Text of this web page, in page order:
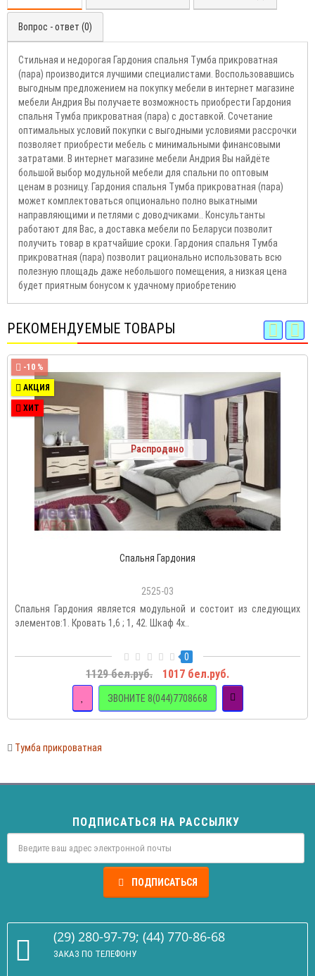
Вопрос - ответ (0)
Стильная и недорогая Гардония спальня Тумба прикроватная
(пара) производится лучшими специалистами. Воспользовавшись
выгодным предложением на покупку мебели в интернет магазине
мебели Андрия Вы получаете возможность приобрести Гардония
спальня Тумба прикроватная (пара) с доставкой. Сочетание
оптимальных условий покупки с выгодными условиями рассрочки
позволяет приобрести мебель с минимальными финансовыми
затратами. В интернет магазине мебели Андрия Вы найдёте
большой выбор модульной мебели для спальни по оптовым
ценам в розницу. Гардония спальня Тумба прикроватная (пара)
может комплектоваться опционально полно выкатными
направляющими и петлями с доводчиками.. Консультанты
работают для Вас, а доставка мебели по Беларуси позволит
получить товар в кратчайшие сроки. Гардония спальня Тумба
прикроватная (пара) позволит рационально использовать всю
полезную площадь даже небольшого помещения, а низкая цена
будет приятным бонусом к удачному приобретению
РЕКОМЕНДУЕМЫЕ ТОВАРЫ
-10 %
АКЦИЯ
ХИТ
Распродано
Спальня Гардония
2525-03
Спальня Гардония является модульной и состоит из следующих
элементов:1. Кровать 1,6 ; 1, 42. Шкаф 4х..
0
1129 бел.руб. 1017 бел.руб.
ЗВОНИТЕ 8(044)7708668
Тумба прикроватная
ПОДПИСАТЬСЯ НА РАССЫЛКУ
ПОДПИСАТЬСЯ
(29) 280-97-79; (44) 770-86-68
ЗАКАЗ ПО ТЕЛЕФОНУ